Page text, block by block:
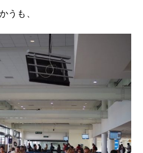
うも、